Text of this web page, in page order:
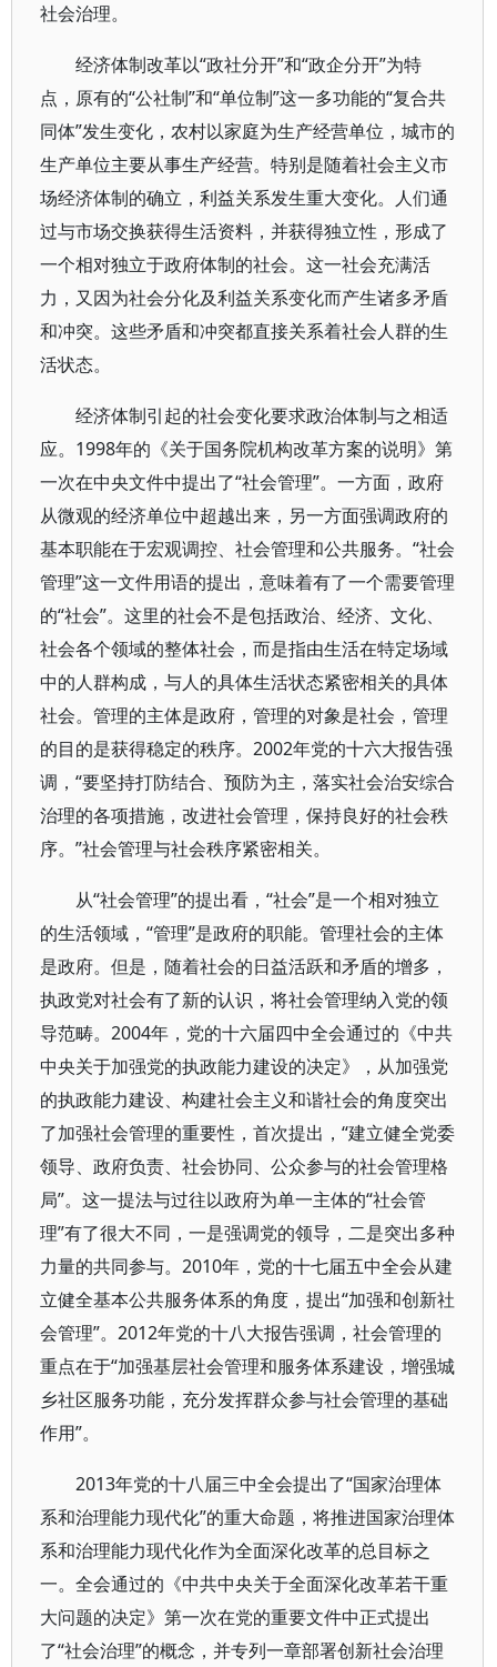
社会治理。
经济体制改革以“政社分开”和“政企分开”为特
点，原有的“公社制”和“单位制”这一多功能的“复合共
同体”发生变化，农村以家庭为生产经营单位，城市的
生产单位主要从事生产经营。特别是随着社会主义市
场经济体制的确立，利益关系发生重大变化。人们通
过与市场交换获得生活资料，并获得独立性，形成了
一个相对独立于政府体制的社会。这一社会充满活
力，又因为社会分化及利益关系变化而产生诸多矛盾
和冲突。这些矛盾和冲突都直接关系着社会人群的生
活状态。
经济体制引起的社会变化要求政治体制与之相适
应。1998年的《关于国务院机构改革方案的说明》第
一次在中央文件中提出了“社会管理”。一方面，政府
从微观的经济单位中超越出来，另一方面强调政府的
基本职能在于宏观调控、社会管理和公共服务。“社会
管理”这一文件用语的提出，意味着有了一个需要管理
的“社会”。这里的社会不是包括政治、经济、文化、
社会各个领域的整体社会，而是指由生活在特定场域
中的人群构成，与人的具体生活状态紧密相关的具体
社会。管理的主体是政府，管理的对象是社会，管理
的目的是获得稳定的秩序。2002年党的十六大报告强
调，“要坚持打防结合、预防为主，落实社会治安综合
治理的各项措施，改进社会管理，保持良好的社会秩
序。”社会管理与社会秩序紧密相关。
从“社会管理”的提出看，“社会”是一个相对独立
的生活领域，“管理”是政府的职能。管理社会的主体
是政府。但是，随着社会的日益活跃和矛盾的增多，
执政党对社会有了新的认识，将社会管理纳入党的领
导范畴。2004年，党的十六届四中全会通过的《中共
中央关于加强党的执政能力建设的决定》，从加强党
的执政能力建设、构建社会主义和谐社会的角度突出
了加强社会管理的重要性，首次提出，“建立健全党委
领导、政府负责、社会协同、公众参与的社会管理格
局”。这一提法与过往以政府为单一主体的“社会管
理”有了很大不同，一是强调党的领导，二是突出多种
力量的共同参与。2010年，党的十七届五中全会从建
立健全基本公共服务体系的角度，提出“加强和创新社
会管理”。2012年党的十八大报告强调，社会管理的
重点在于“加强基层社会管理和服务体系建设，增强城
乡社区服务功能，充分发挥群众参与社会管理的基础
作用”。
2013年党的十八届三中全会提出了“国家治理体
系和治理能力现代化”的重大命题，将推进国家治理体
系和治理能力现代化作为全面深化改革的总目标之
一。全会通过的《中共中央关于全面深化改革若干重
大问题的决定》第一次在党的重要文件中正式提出
了“社会治理”的概念，并专列一章部署创新社会治理